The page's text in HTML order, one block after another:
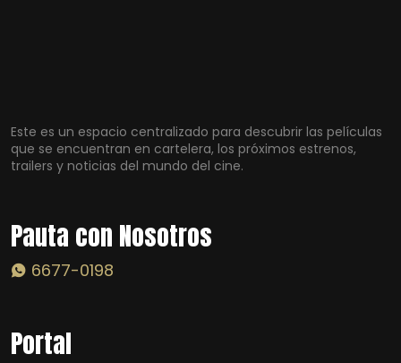
Este es un espacio centralizado para descubrir las películas
que se encuentran en cartelera, los próximos estrenos,
trailers y noticias del mundo del cine.
Pauta con Nosotros
6677-0198
Portal